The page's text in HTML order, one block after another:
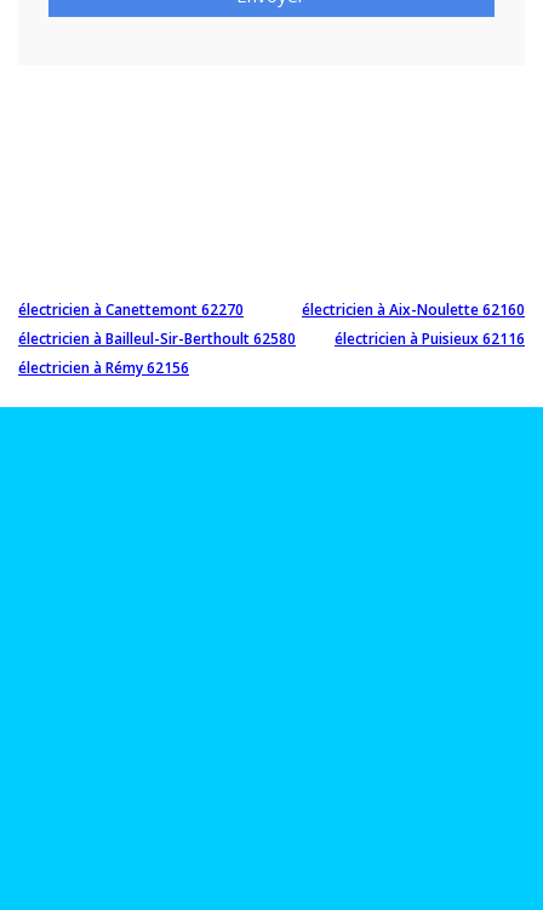
électricien à Canettemont 62270
électricien à Aix-Noulette 62160
électricien à Bailleul-Sir-Berthoult 62580
électricien à Puisieux 62116
électricien à Rémy 62156